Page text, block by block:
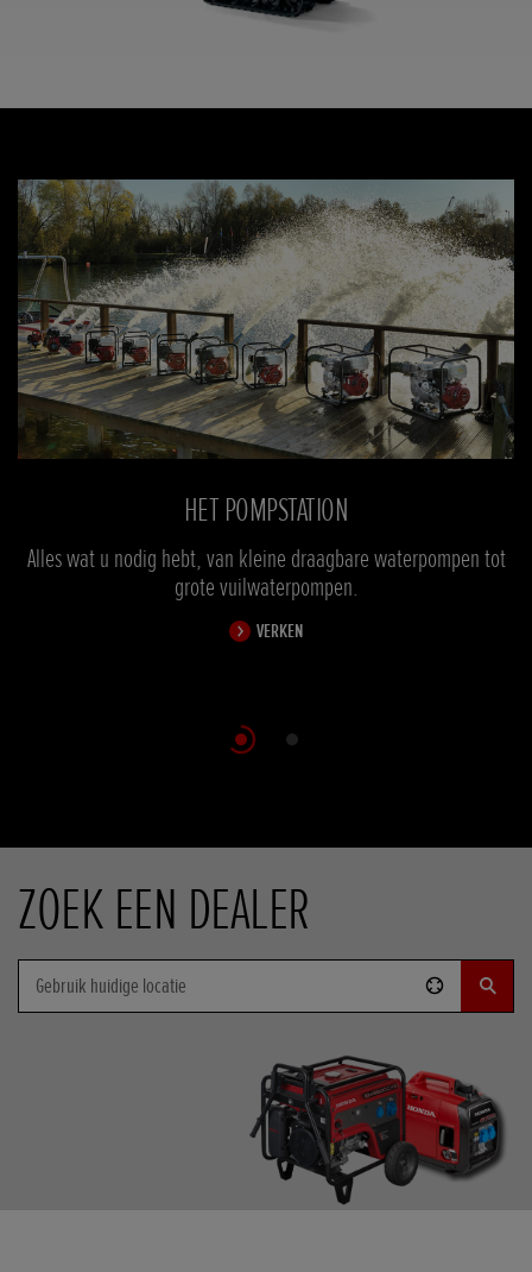
HET POMPSTATION
Alles wat u nodig hebt, van kleine draagbare waterpompen tot
grote vuilwaterpompen.
VERKEN
ZOEK EEN DEALER